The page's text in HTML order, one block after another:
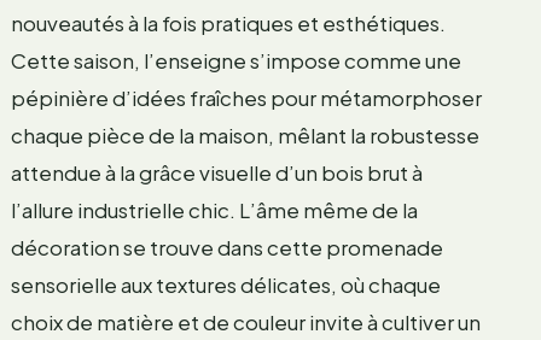
nouveautés à la fois pratiques et esthétiques.
Cette saison, l’enseigne s’impose comme une
pépinière d’idées fraîches pour métamorphoser
chaque pièce de la maison, mêlant la robustesse
attendue à la grâce visuelle d’un bois brut à
l’allure industrielle chic. L’âme même de la
décoration se trouve dans cette promenade
sensorielle aux textures délicates, où chaque
choix de matière et de couleur invite à cultiver un